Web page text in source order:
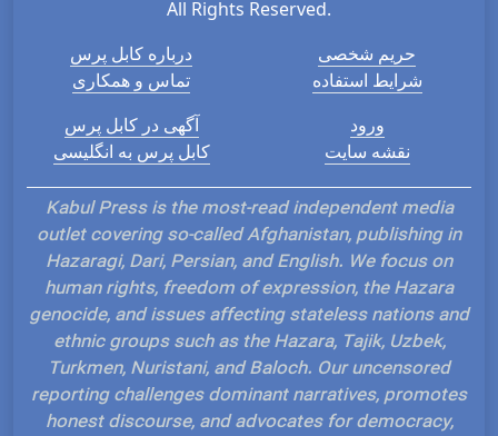
All Rights Reserved.
درباره کابل پرس
تماس و همکاری
حریم شخصی
شرایط استفاده
آگهی در کابل پرس
کابل پرس به انگلیسی
ورود
نقشه سایت
Kabul Press is the most-read independent media
outlet covering so-called Afghanistan, publishing in
Hazaragi, Dari, Persian, and English. We focus on
human rights, freedom of expression, the Hazara
genocide, and issues affecting stateless nations and
ethnic groups such as the Hazara, Tajik, Uzbek,
Turkmen, Nuristani, and Baloch. Our uncensored
reporting challenges dominant narratives, promotes
honest discourse, and advocates for democracy,